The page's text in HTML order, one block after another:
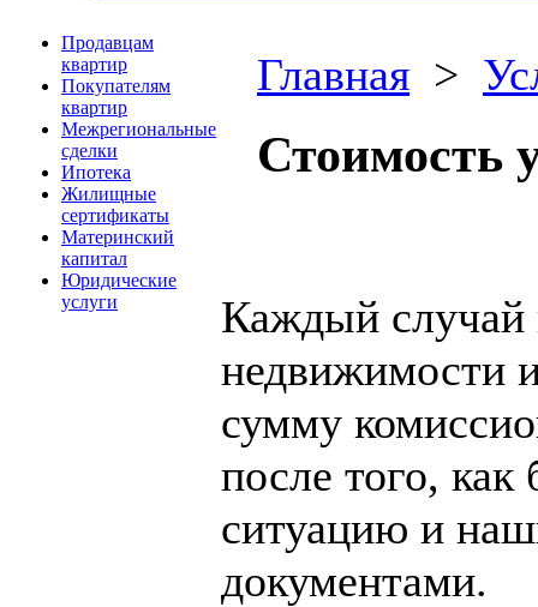
Продавцам
квартир
Покупателям
квартир
Межрегиональные
сделки
Ипотека
Жилищные
сертификаты
Материнский
капитал
Юридические
услуги
Главная >
Стоимость
Каждый случай
недвижимости
сумму
после того, как
ситуацию и
документами.